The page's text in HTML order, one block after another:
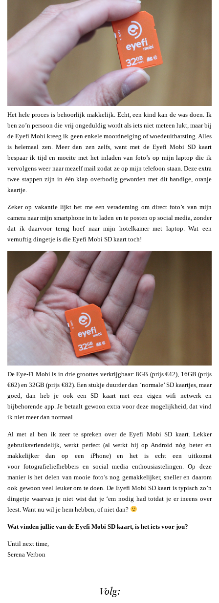
Het hele proces is behoorlijk makkelijk. Echt, een kind kan de was doen. Ik
ben zo’n persoon die vrij ongeduldig wordt als iets niet meteen lukt, maar bij
de Eyefi Mobi kreeg ik geen enkele moordneiging of woedeuitbarsting. Alles
is helemaal zen. Meer dan zen zelfs, want met de Eyefi Mobi SD kaart
bespaar ik tijd en moeite met het inladen van foto’s op mijn laptop die ik
vervolgens weer naar mezelf mail zodat ze op mijn telefoon staan. Deze extra
twee stappen zijn in één klap overbodig geworden met dit handige, oranje
kaartje.
Zeker op vakantie lijkt het me een verademing om direct foto’s van mijn
camera naar mijn smartphone in te laden en te posten op social media, zonder
dat ik daarvoor terug hoef naar mijn hotelkamer met laptop. Wat een
vernuftig dingetje is die Eyefi Mobi SD kaart toch!
De Eye-Fi Mobi is in drie groottes verkrijgbaar: 8GB (prijs €42), 16GB (prijs
€62) en 32GB (prijs €82). Een stukje duurder dan ‘normale’ SD kaartjes, maar
goed, dan heb je ook een SD kaart met een eigen wifi netwerk en
bijbehorende app. Je betaalt gewoon extra voor deze mogelijkheid, dat vind
ik niet meer dan normaal.
Al met al ben ik zeer te spreken over de Eyefi Mobi SD kaart. Lekker
gebruiksvriendelijk, werkt perfect (al werkt hij op Android nóg beter en
makkelijker dan op een iPhone) en het is echt een uitkomst
voor fotografieliefhebbers en social media enthousiastelingen. Op deze
manier is het delen van mooie foto’s nog gemakkelijker, sneller en daarom
ook gewoon veel leuker om te doen. De Eyefi Mobi SD kaart is typisch zo’n
dingetje waarvan je niet wist dat je ‘em nodig had totdat je er ineens over
leest. Want nu wil je hem hebben, of niet dan?
Wat vinden jullie van de Eyefi Mobi SD kaart, is het iets voor jou?
Until next time,
Serena Verbon
Volg: